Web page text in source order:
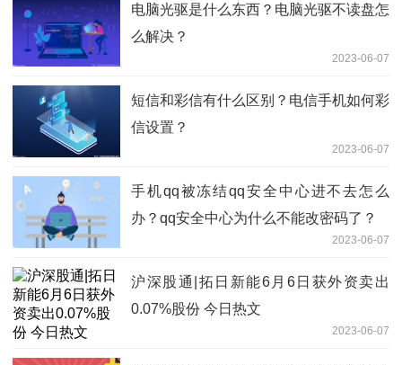
电脑光驱是什么东西？电脑光驱不读盘怎
么解决？
2023-06-07
短信和彩信有什么区别？电信手机如何彩
信设置？
2023-06-07
手机qq被冻结qq安全中心进不去怎么
办？qq安全中心为什么不能改密码了？
2023-06-07
沪深股通|拓日新能6月6日获外资卖出
0.07%股份 今日热文
2023-06-07